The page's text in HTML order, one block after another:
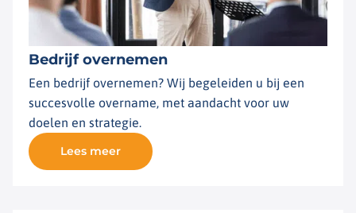
Bedrijf overnemen
Een bedrijf overnemen? Wij begeleiden u bij een
succesvolle overname, met aandacht voor uw
doelen en strategie.
Lees meer